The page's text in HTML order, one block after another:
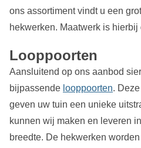
ons assortiment vindt u een
hekwerken. Maatwerk is
Looppoorten
Aansluitend op ons aanbod
bijpassende looppoorten.
geven uw tuin een unieke
kunnen wij maken en leveren
breedte. De hekwerken